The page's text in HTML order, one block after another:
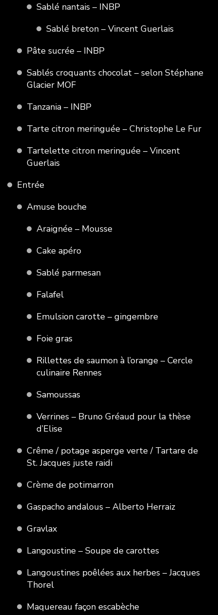
Sablé nantais – INBP
Sablé breton – Vincent Guerlais
Pâte sucrée – INBP
Sablés croquants chocolat – selon Stéphane
Glacier MOF
Tanzania – INBP
Tarte citron meringuée – Christophe Le Fur
Tartelette citron meringuée – Vincent
Guerlais
Entrée
Amuse bouche
Araignée – Mousse
Cake apéro
Sablé parmesan
Falafel
Emulsion carotte – gingembre
Foie gras
Rillettes de saumon à l’orange – Cercle
culinaire Rennes
Samoussas
Verrines – Bruno Gréaud pour la thèse
d’Elise
Crême / potage asperge verte / Tartare de
St. Jacques juste raidi
Crème de potimarron
Gaspacho andalous – Alberto Herraiz
Gravlax
Langoustine – Soupe de carottes
Langoustines poêlées aux herbes – Jacques
Thorel
Maquereau façon escabèche